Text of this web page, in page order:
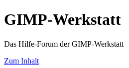
GIMP-Werkstatt
Das Hilfe-Forum der GIMP-Werkstatt
Zum Inhalt